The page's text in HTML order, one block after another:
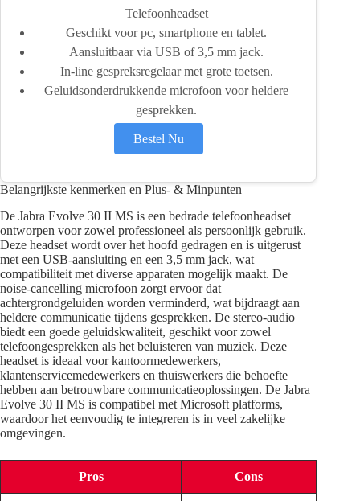
Telefoonheadset
Geschikt voor pc, smartphone en tablet.
Aansluitbaar via USB of 3,5 mm jack.
In-line gespreksregelaar met grote toetsen.
Geluidsonderdrukkende microfoon voor heldere
gesprekken.
Bestel Nu
Belangrijkste kenmerken en Plus- & Minpunten
De Jabra Evolve 30 II MS is een bedrade telefoonheadset
ontworpen voor zowel professioneel als persoonlijk gebruik.
Deze headset wordt over het hoofd gedragen en is uitgerust
met een USB-aansluiting en een 3,5 mm jack, wat
compatibiliteit met diverse apparaten mogelijk maakt. De
noise-cancelling microfoon zorgt ervoor dat
achtergrondgeluiden worden verminderd, wat bijdraagt aan
heldere communicatie tijdens gesprekken. De stereo-audio
biedt een goede geluidskwaliteit, geschikt voor zowel
telefoongesprekken als het beluisteren van muziek. Deze
headset is ideaal voor kantoormedewerkers,
klantenservicemedewerkers en thuiswerkers die behoefte
hebben aan betrouwbare communicatieoplossingen. De Jabra
Evolve 30 II MS is compatibel met Microsoft platforms,
waardoor het eenvoudig te integreren is in veel zakelijke
omgevingen.
Pros Cons